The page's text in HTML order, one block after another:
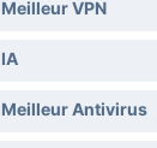
Meilleur VPN
IA
Meilleur Antivirus